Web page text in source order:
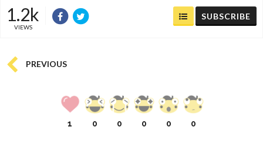
1.2k
VIEWS
SUBSCRIBE
PREVIOUS
1 0 0 0 0 0